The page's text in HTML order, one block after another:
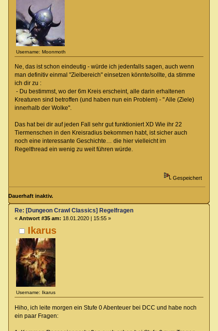
Username: Moonmoth
Ne, das ist schon eindeutig - würde ich jedenfalls sagen, auch wenn
man definitiv einmal "Zielbereich" einsetzen könnte/sollte, da stimme
ich dir zu :
- Du bestimmst, wo der 6m Kreis erscheint, alle darin erhaltenen
Kreaturen sind betroffen (und haben nun ein Problem) - " Alle (Ziele)
innerhalb der Wolke".
Das hat bei dir auf jeden Fall sehr gut funktioniert XD Wie ihr 22
Tiermenschen in den Kreisradius bekommen habt, ist sicher auch
noch eine interessante Geschichte… die hier vielleicht im
Regelthread ein wenig zu weit führen würde.
Gespeichert
Dauerhaft inaktiv.
Ikarus
Username: Ikarus
Re: [Dungeon Crawl Classics] Regelfragen
« Antwort #35 am: 18.01.2020 | 15:55 »
Hiho, ich leite morgen ein Stufe 0 Abenteuer bei DCC und habe noch
ein paar Fragen: